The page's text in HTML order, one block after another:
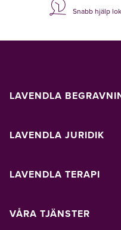
Snabb hjälp
LAVENDLA
LAVENDLA JURIDIK
LAVENDLA TERAPI
VÅRA TJÄNSTER